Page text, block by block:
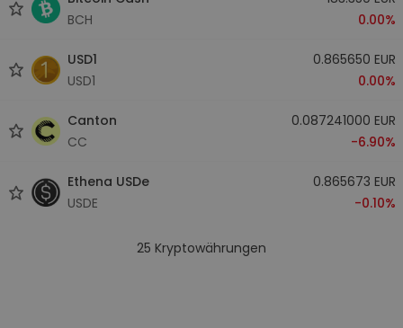
BCH
0.00%
USD1
USD1
0.865650 EUR
0.00%
Canton
CC
0.087241000 EUR
-6.90%
Ethena USDe
USDE
0.865673 EUR
-0.10%
25 Kryptowährungen